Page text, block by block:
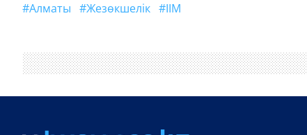
#Алматы #жезөкшелік #ІІМ